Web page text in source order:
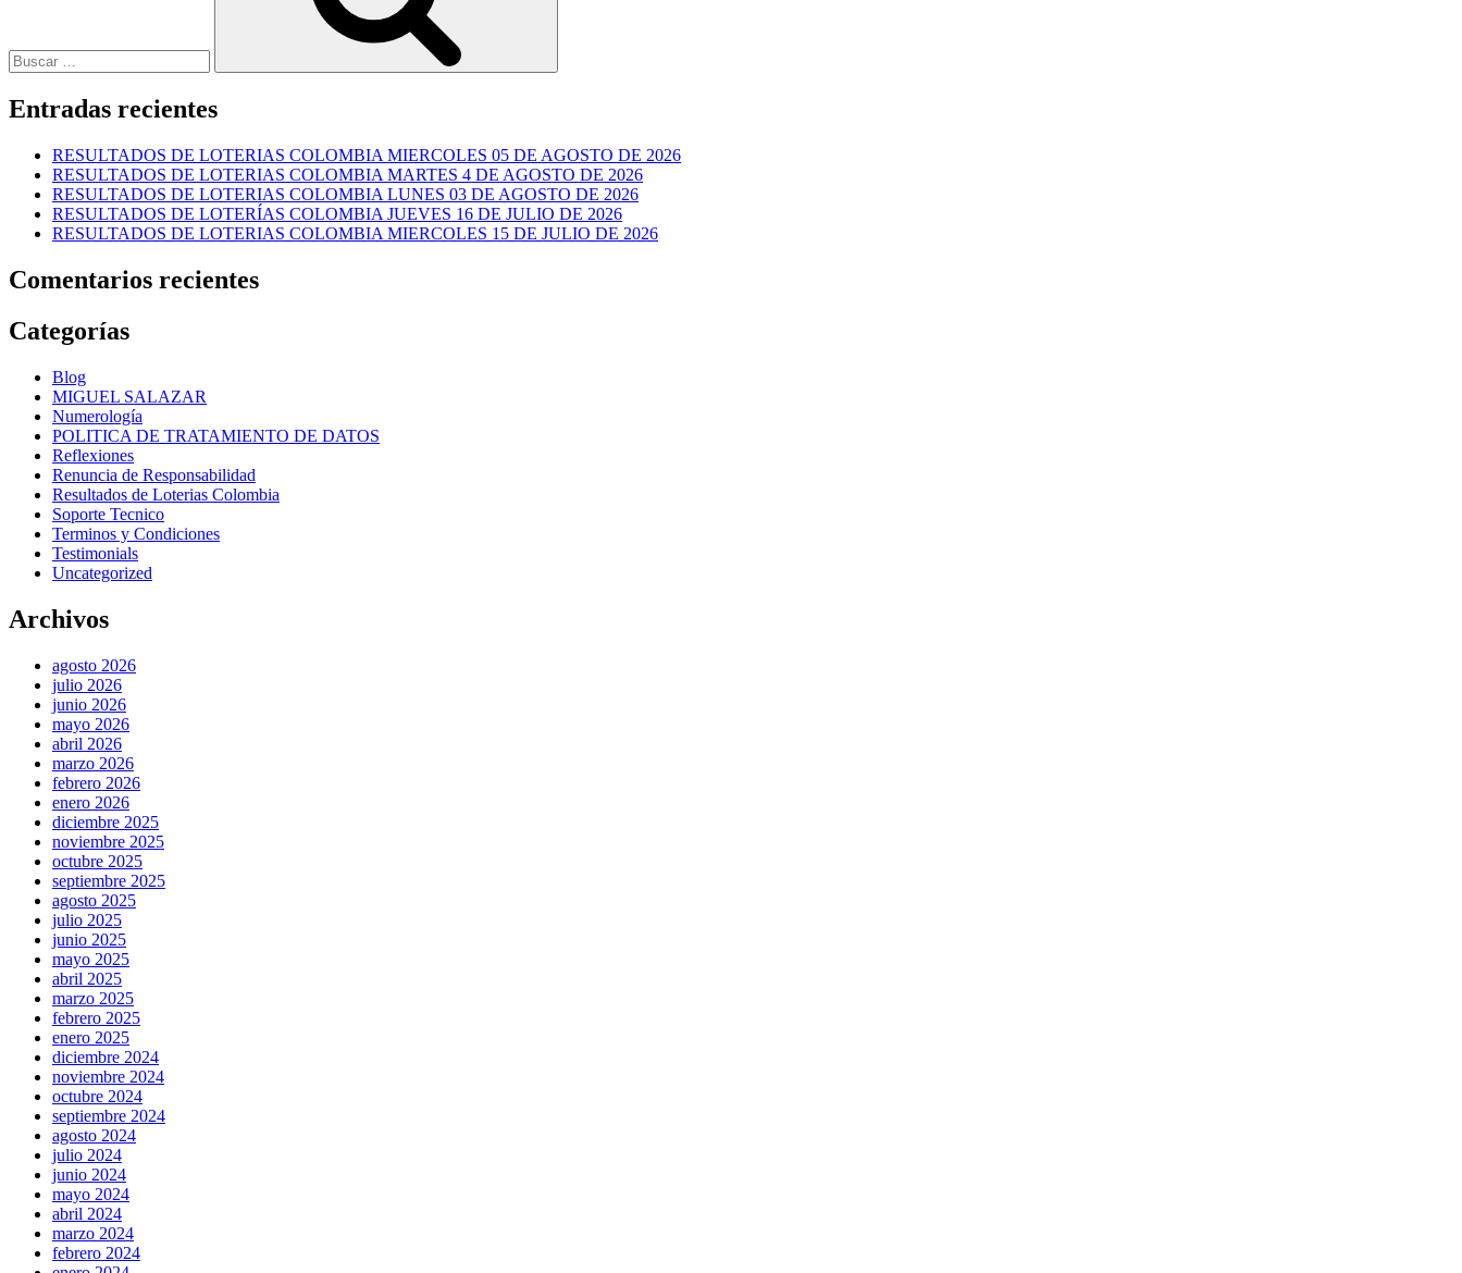
Entradas recientes
RESULTADOS DE LOTERIAS COLOMBIA MIERCOLES 05 DE AGOSTO DE 2026
RESULTADOS DE LOTERIAS COLOMBIA MARTES 4 DE AGOSTO DE 2026
RESULTADOS DE LOTERIAS COLOMBIA LUNES 03 DE AGOSTO DE 2026
RESULTADOS DE LOTERÍAS COLOMBIA JUEVES 16 DE JULIO DE 2026
RESULTADOS DE LOTERIAS COLOMBIA MIERCOLES 15 DE JULIO DE 2026
Comentarios recientes
Categorías
Blog
MIGUEL SALAZAR
Numerología
POLITICA DE TRATAMIENTO DE DATOS
Reflexiones
Renuncia de Responsabilidad
Resultados de Loterias Colombia
Soporte Tecnico
Terminos y Condiciones
Testimonials
Uncategorized
Archivos
agosto 2026
julio 2026
junio 2026
mayo 2026
abril 2026
marzo 2026
febrero 2026
enero 2026
diciembre 2025
noviembre 2025
octubre 2025
septiembre 2025
agosto 2025
julio 2025
junio 2025
mayo 2025
abril 2025
marzo 2025
febrero 2025
enero 2025
diciembre 2024
noviembre 2024
octubre 2024
septiembre 2024
agosto 2024
julio 2024
junio 2024
mayo 2024
abril 2024
marzo 2024
febrero 2024